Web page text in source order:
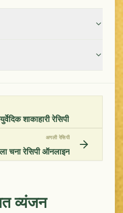
शाकाहारी रेसिपी
अगली रेसिपी
चना रेसिपी ऑनलाइन
व्यंजन